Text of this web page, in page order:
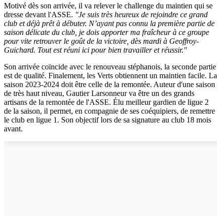
Motivé dès son arrivée, il va relever le challenge du maintien qui se
dresse devant l'ASSE. "Je suis très heureux de rejoindre ce grand
club et déjà prêt à débuter. N’ayant pas connu la première partie de
saison délicate du club, je dois apporter ma fraîcheur à ce groupe
pour vite retrouver le goût de la victoire, dès mardi à Geoffroy-
Guichard. Tout est réuni ici pour bien travailler et réussir."
Son arrivée coïncide avec le renouveau stéphanois, la seconde partie
est de qualité. Finalement, les Verts obtiennent un maintien facile. La
saison 2023-2024 doit être celle de la remontée. Auteur d'une saison
de très haut niveau, Gautier Larsonneur va être un des grands
artisans de la remontée de l'ASSE. Élu meilleur gardien de ligue 2
de la saison, il permet, en compagnie de ses coéquipiers, de remettre
le club en ligue 1. Son objectif lors de sa signature au club 18 mois
avant.